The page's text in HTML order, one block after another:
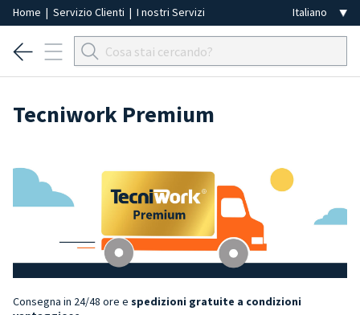
Home | Servizio Clienti | I nostri Servizi
Tecniwork Premium
Consegna in 24/48 ore e spedizioni gratuite a condizioni